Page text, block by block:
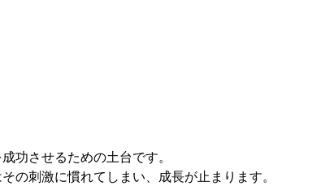
功させるための土台です。
の刺激に慣れてしまい、成長が止まります。